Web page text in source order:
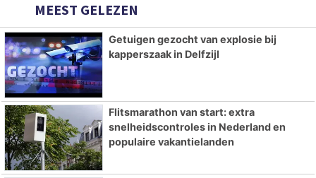
MEEST GELEZEN
Getuigen gezocht van explosie bij
kapperszaak in Delfzijl
Flitsmarathon van start: extra
snelheidscontroles in Nederland en
populaire vakantielanden